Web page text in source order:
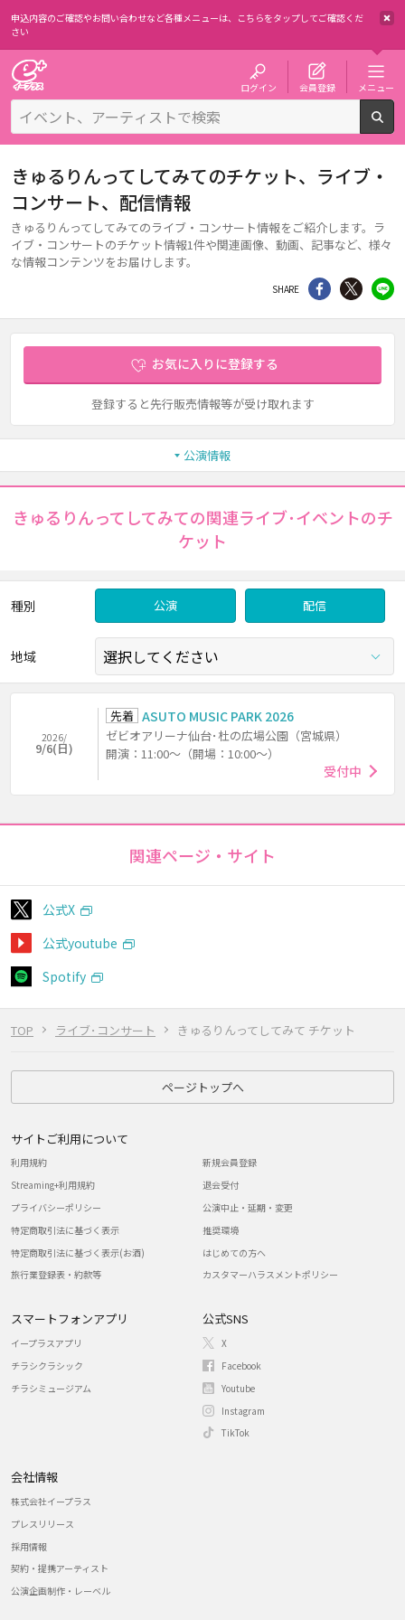
申込内容のご確認やお問い合わせなど各種メニューは、 こちらをタップしてご確認くだ
さい
ログイン 会員登録 メニュー
TOP ライブ･コンサート きゅるりんってしてみて チケット
きゅるりんってしてみてのチケット、ライブ・
コンサート、配信情報
きゅるりんってしてみてのライブ・コンサート情報をご紹介します。ラ
イブ・コンサートのチケット情報1件や関連画像、動画、記事など、様々
な情報コンテンツをお届けします。
SHARE シェア Twitter
お気に入りに登録する
登録すると先行販売情報等が受け取れます
公演情報
きゅるりんってしてみての関連ライブ･イベントのチ
ケット
種別 公演 配信
地域
2026/
9/6(日)
先着 ASUTO MUSIC PARK 2026
ゼビオアリーナ仙台･杜の広場公園（宮城県）
開演：11:00～（開場：10:00～）
受付中
関連ページ・サイト
公式X
公式youtube
Spotify
ページトップへ
サイトご利用について
利用規約
Streaming+利用規約
プライバシーポリシー
特定商取引法に基づく表示
特定商取引法に基づく表示(お酒)
旅行業登録表・約款等
新規会員登録
退会受付
公演中止・延期・変更
推奨環境
はじめての方へ
カスタマーハラスメントポリシー
スマートフォンアプリ
イープラスアプリ
チラシクラシック
チラシミュージアム
公式SNS
X
Facebook
Youtube
Instagram
TikTok
会社情報
株式会社イープラス
プレスリリース
採用情報
契約・提携アーティスト
公演企画制作・レーベル